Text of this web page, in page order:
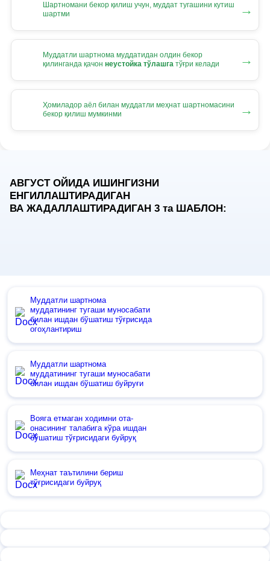
Шартномани бекор қилиш учун, муддат тугашини кутиш
шартми
→
Муддатли шартнома муддатидан олдин бекор
қилинганда қачон неустойка тўлашга тўғри келади →
Ҳомиладор аёл билан муддатли меҳнат шартномасини
бекор қилиш мумкинми
→
АВГУСТ ОЙИДА ИШИНГИЗНИ
ЕНГИЛЛАШТИРАДИГАН
ВА ЖАДАЛЛАШТИРАДИГАН 3 таШАБЛОН:
Муддатли шартнома
муддатининг тугаши муносабати
билан ишдан бўшатиш тўғрисида
огоҳлантириш
Муддатли шартнома
муддатининг тугаши муносабати
билан ишдан бўшатиш буйруғи
Вояга етмаган ходимни ота-
онасининг талабига кўра ишдан
бўшатиш тўғрисидаги буйруқ
Меҳнат таътилини бериш
тўғрисидаги буйруқ